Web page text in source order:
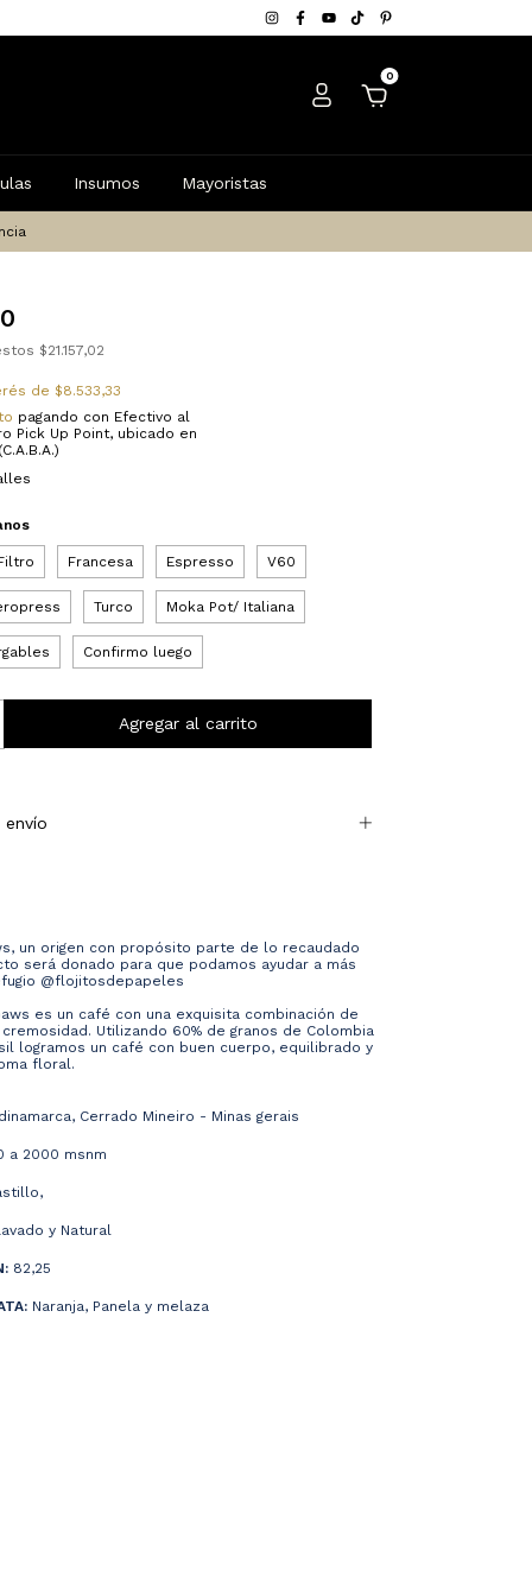
0
Insumos Mayoristas
$21.157,02
de $8.533,33
pagando con Efectivo al
Pick Up Point, ubicado en
Francesa Espresso V60
Turco Moka Pot/ Italiana
Confirmo luego
envío
un origen con propósito parte de lo recaudado
será donado para que podamos ayudar a más
@flojitosdepapeles
es un café con una exquisita combinación de
Utilizando 60% de granos de Colombia
logramos un café con buen cuerpo, equilibrado y
floral.
Cerrado Mineiro - Minas gerais
a 2000 msnm
y Natural
82,25
Naranja, Panela y melaza